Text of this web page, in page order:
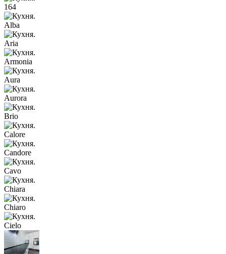
164
Alba
Aria
Armonia
Aura
Aurora
Brio
Calore
Candore
Cavo
Chiara
Chiaro
Cielo